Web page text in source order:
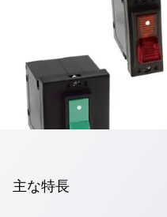
NRLシリーズサ
機器の小形化・省スペース化
方式の超小形。優れた開閉寿命
主な特長